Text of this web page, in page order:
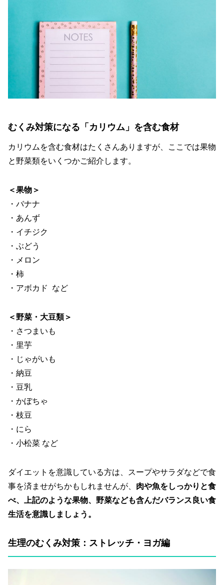
むくみ対策になる「カリウム」を含む食材
カリウムを含む食材はたくさんありますが、ここでは果物
と野菜類をいくつかご紹介します。
＜果物＞
・バナナ
・あんず
・イチジク
・ぶどう
・メロン
・柿
・アボカド など
＜野菜・大豆類＞
・さつまいも
・里芋
・じゃがいも
・納豆
・豆乳
・かぼちゃ
・枝豆
・にら
・小松菜 など
ダイエットを意識している方は、スープやサラダなどで食
事を済ませがちかもしれませんが、 肉や魚をしっかりと食
べ、上記のような果物、野菜なども含んだバランス良い食
生活を意識しましょう。
生理のむくみ対策：ストレッチ・ヨガ編